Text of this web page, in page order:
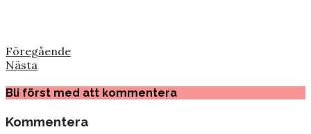
Föregående
Nästa
Bli först med att kommentera
Kommentera